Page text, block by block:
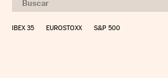
IBEX 35 EUROSTOXX S&P 500